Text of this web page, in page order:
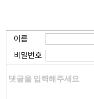
이름
비밀번호